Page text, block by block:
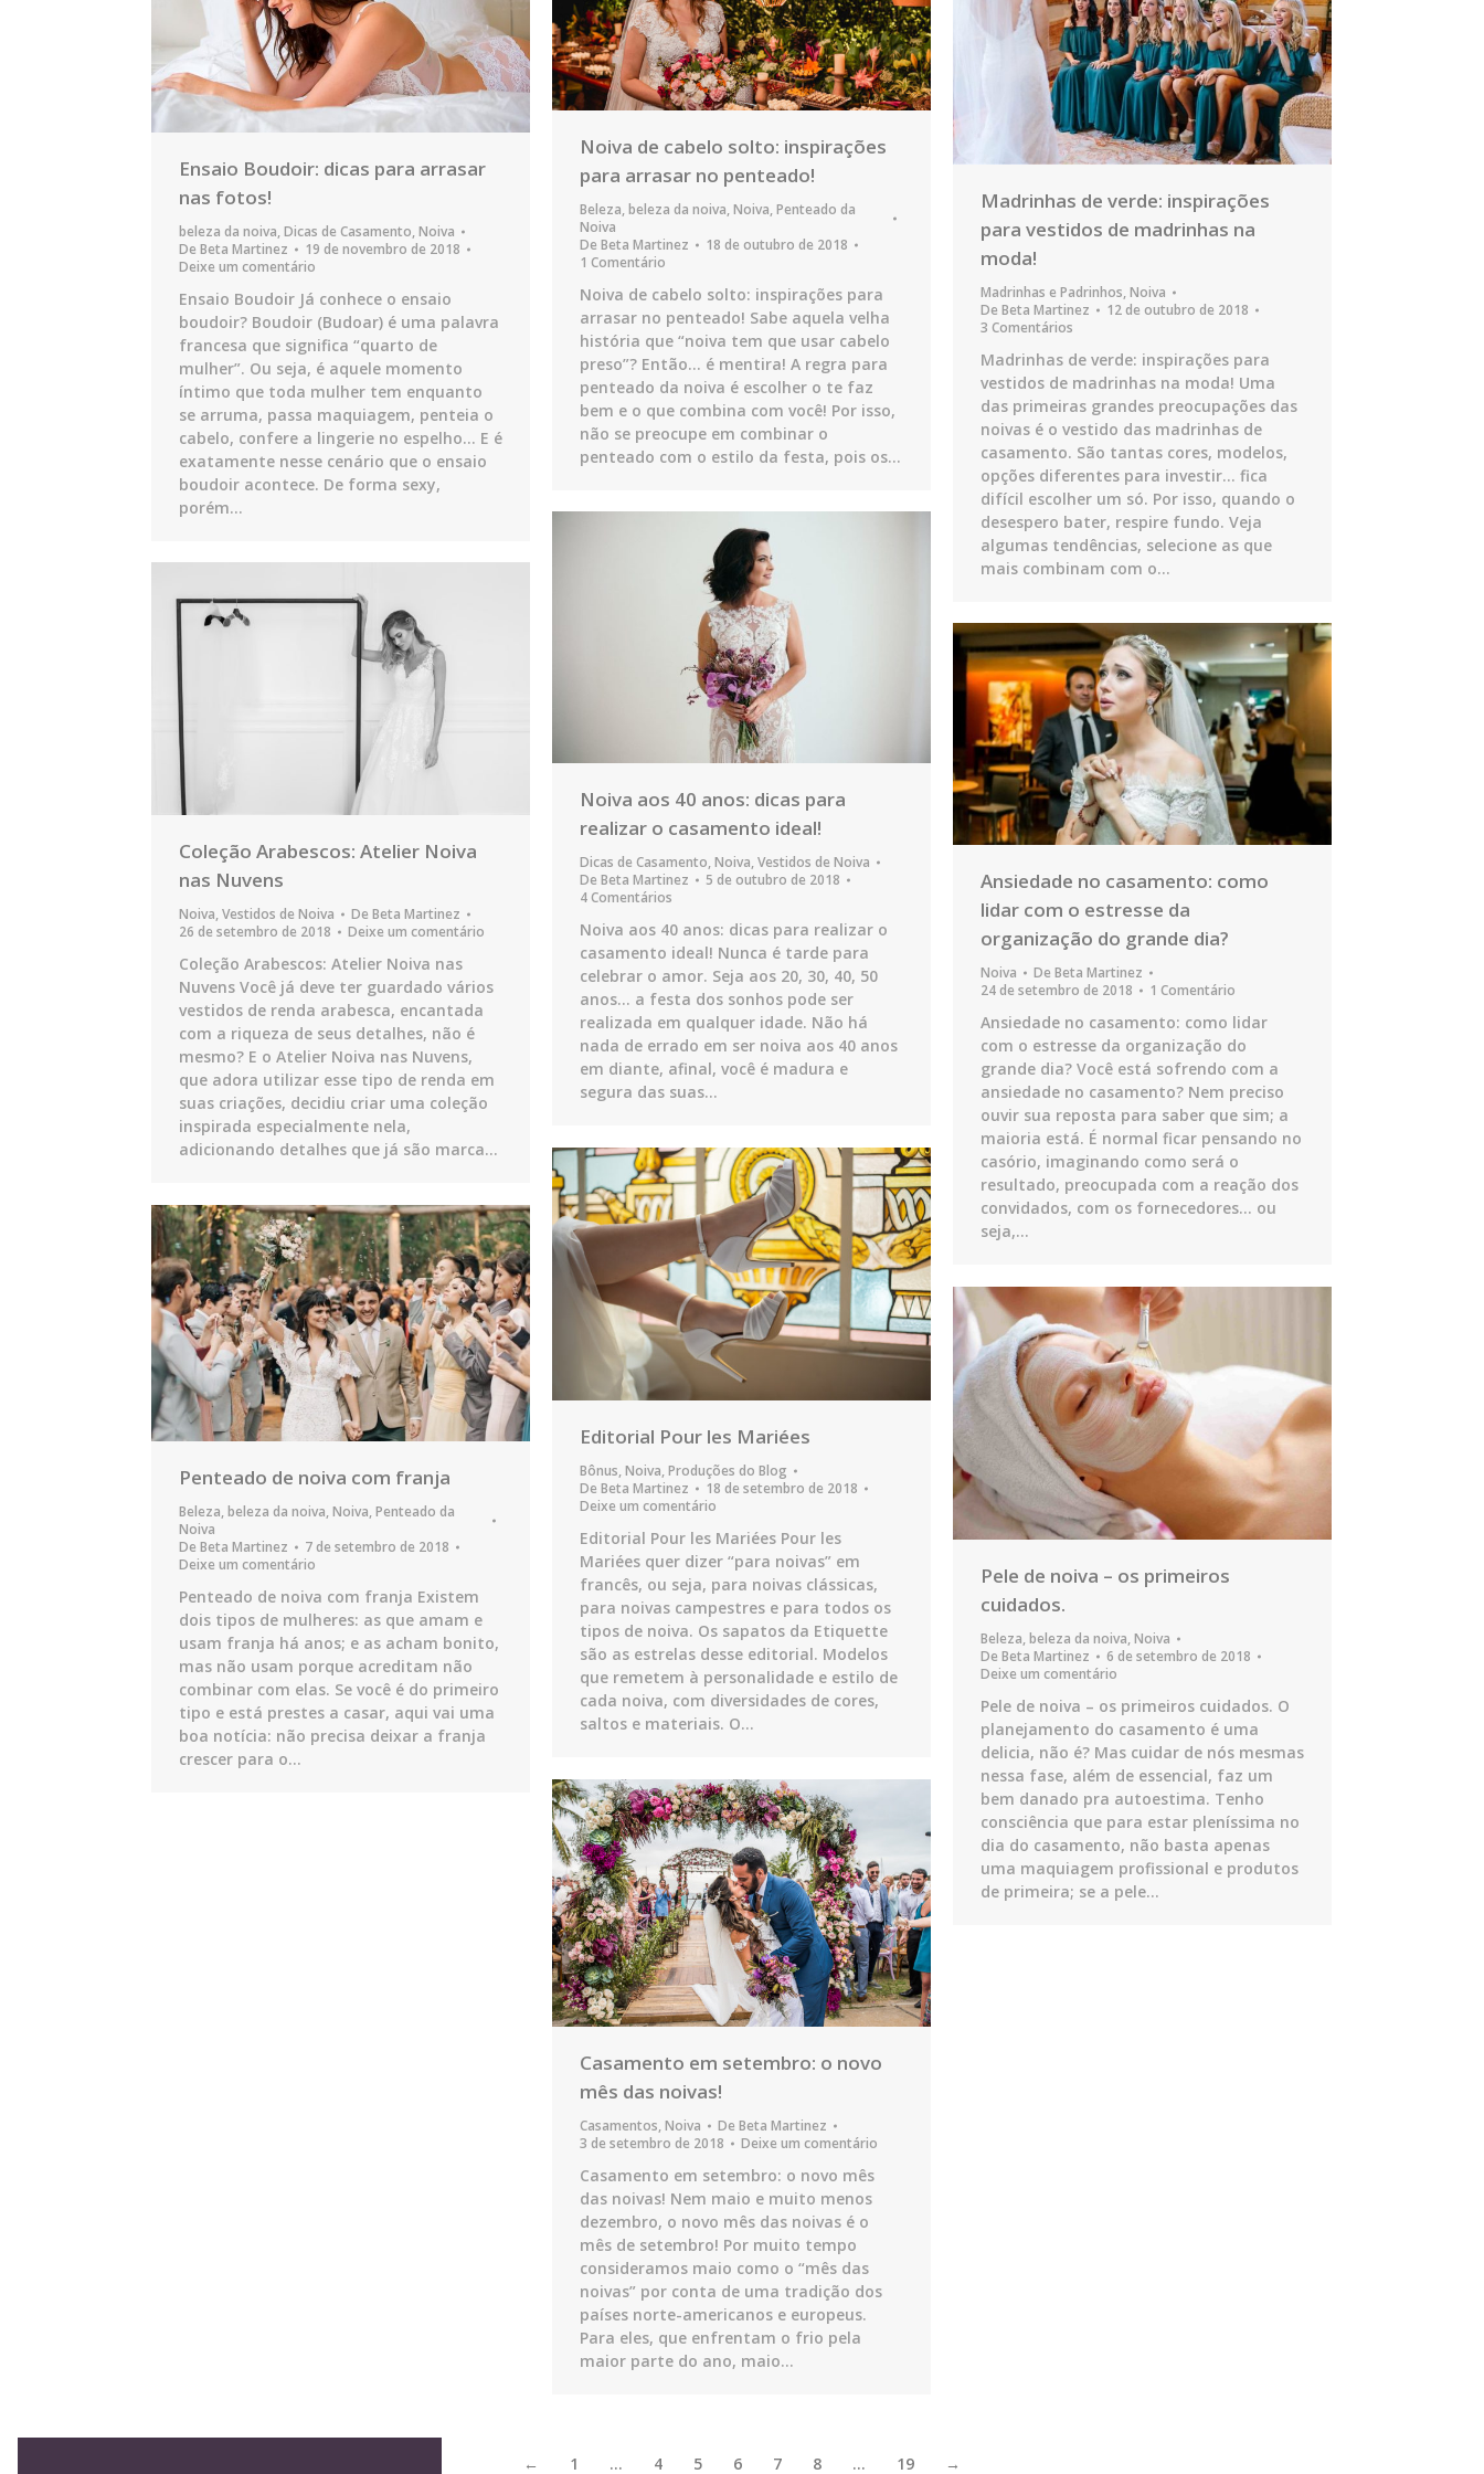
Ensaio Boudoir: dicas para arrasar
nas fotos!
beleza da noiva,Dicas de Casamento,Noiva
De Beta Martinez
19 de novembro de 2018
Deixe um comentário
Ensaio Boudoir Já conhece o ensaio
boudoir? Boudoir (Budoar) é uma palavra
francesa que significa “quarto de
mulher”. Ou seja, é aquele momento
íntimo que toda mulher tem enquanto
se arruma, passa maquiagem, penteia o
cabelo, confere a lingerie no espelho… E é
exatamente nesse cenário que o ensaio
boudoir acontece. De forma sexy,
porém…
Noiva de cabelo solto: inspirações
para arrasar no penteado!
Beleza,beleza da noiva,Noiva,Penteado da
Noiva
De Beta Martinez
18 de outubro de 2018
1 Comentário
Noiva de cabelo solto: inspirações para
arrasar no penteado! Sabe aquela velha
história que “noiva tem que usar cabelo
preso”? Então… é mentira! A regra para
penteado da noiva é escolher o te faz
bem e o que combina com você! Por isso,
não se preocupe em combinar o
penteado com o estilo da festa, pois os…
Madrinhas de verde: inspirações
para vestidos de madrinhas na
moda!
Madrinhas e Padrinhos,Noiva
De Beta Martinez
12 de outubro de 2018
3 Comentários
Madrinhas de verde: inspirações para
vestidos de madrinhas na moda! Uma
das primeiras grandes preocupações das
noivas é o vestido das madrinhas de
casamento. São tantas cores, modelos,
opções diferentes para investir… fica
difícil escolher um só. Por isso, quando o
desespero bater, respire fundo. Veja
algumas tendências, selecione as que
mais combinam com o…
Noiva aos 40 anos: dicas para
realizar o casamento ideal!
Dicas de Casamento,Noiva,Vestidos de Noiva
De Beta Martinez
5 de outubro de 2018
4 Comentários
Noiva aos 40 anos: dicas para realizar o
casamento ideal! Nunca é tarde para
celebrar o amor. Seja aos 20, 30, 40, 50
anos… a festa dos sonhos pode ser
realizada em qualquer idade. Não há
nada de errado em ser noiva aos 40 anos
em diante, afinal, você é madura e
segura das suas…
Coleção Arabescos: Atelier Noiva
nas Nuvens
Noiva,Vestidos de Noiva De Beta Martinez
26 de setembro de 2018
Deixe um comentário
Coleção Arabescos: Atelier Noiva nas
Nuvens Você já deve ter guardado vários
vestidos de renda arabesca, encantada
com a riqueza de seus detalhes, não é
mesmo? E o Atelier Noiva nas Nuvens,
que adora utilizar esse tipo de renda em
suas criações, decidiu criar uma coleção
inspirada especialmente nela,
adicionando detalhes que já são marca…
Ansiedade no casamento: como
lidar com o estresse da
organização do grande dia?
Noiva De Beta Martinez
24 de setembro de 2018
1 Comentário
Ansiedade no casamento: como lidar
com o estresse da organização do
grande dia? Você está sofrendo com a
ansiedade no casamento? Nem preciso
ouvir sua reposta para saber que sim; a
maioria está. É normal ficar pensando no
casório, imaginando como será o
resultado, preocupada com a reação dos
convidados, com os fornecedores… ou
seja,…
Editorial Pour les Mariées
Bônus,Noiva,Produções do Blog
De Beta Martinez
18 de setembro de 2018
Deixe um comentário
Editorial Pour les Mariées Pour les
Mariées quer dizer “para noivas” em
francês, ou seja, para noivas clássicas,
para noivas campestres e para todos os
tipos de noiva. Os sapatos da Etiquette
são as estrelas desse editorial. Modelos
que remetem à personalidade e estilo de
cada noiva, com diversidades de cores,
saltos e materiais. O…
Penteado de noiva com franja
Beleza,beleza da noiva,Noiva,Penteado da
Noiva
De Beta Martinez
7 de setembro de 2018
Deixe um comentário
Penteado de noiva com franja Existem
dois tipos de mulheres: as que amam e
usam franja há anos; e as acham bonito,
mas não usam porque acreditam não
combinar com elas. Se você é do primeiro
tipo e está prestes a casar, aqui vai uma
boa notícia: não precisa deixar a franja
crescer para o…
Pele de noiva – os primeiros
cuidados.
Beleza,beleza da noiva,Noiva
De Beta Martinez
6 de setembro de 2018
Deixe um comentário
Pele de noiva – os primeiros cuidados. O
planejamento do casamento é uma
delicia, não é? Mas cuidar de nós mesmas
nessa fase, além de essencial, faz um
bem danado pra autoestima. Tenho
consciência que para estar pleníssima no
dia do casamento, não basta apenas
uma maquiagem profissional e produtos
de primeira; se a pele…
Casamento em setembro: o novo
mês das noivas!
Casamentos,Noiva De Beta Martinez
3 de setembro de 2018
Deixe um comentário
Casamento em setembro: o novo mês
das noivas! Nem maio e muito menos
dezembro, o novo mês das noivas é o
mês de setembro! Por muito tempo
consideramos maio como o “mês das
noivas” por conta de uma tradição dos
países norte-americanos e europeus.
Para eles, que enfrentam o frio pela
maior parte do ano, maio…
← 1 … 4 5 6 7 8 … 19 →